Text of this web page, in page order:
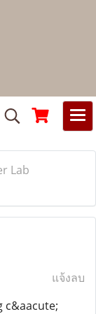
Lab
แจ้งลบ
c&aacute;